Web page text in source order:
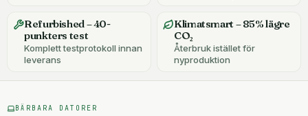
Refurbished – 40-
punkters test
Komplett testprotokoll innan
leverans
Klimatsmart – 85% lägre
CO₂
Återbruk istället för
nyproduktion
BÄRBARA DATORER